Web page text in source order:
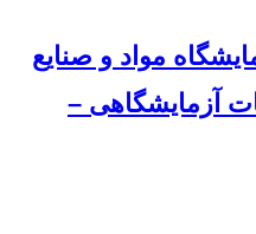
مواد و صنایع
آزمایشگاهی –